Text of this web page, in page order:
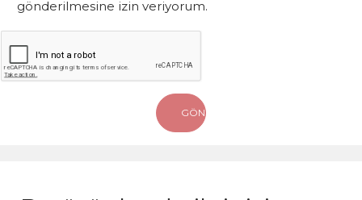
gönderilmesine izin veriyorum.